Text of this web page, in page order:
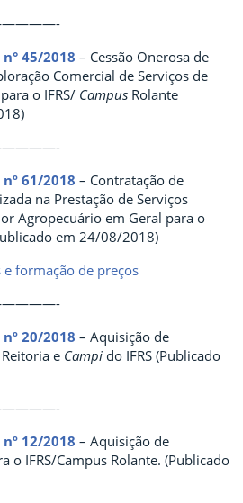
45/2018 – Cessão Onerosa de
Comercial de Serviços de
o IFRS/ Campus Rolante
61/2018 – Contratação de
na Prestação de Serviços
Agropecuário em Geral para o
em 24/08/2018)
e formação de preços
20/2018 – Aquisição de
e Campi do IFRS (Publicado
12/2018 – Aquisição de
o IFRS/Campus Rolante. (Publicado